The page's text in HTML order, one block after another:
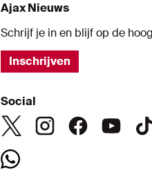
Ajax Nieuws
Schrijf je in en blijf op de
Inschrijven
Social